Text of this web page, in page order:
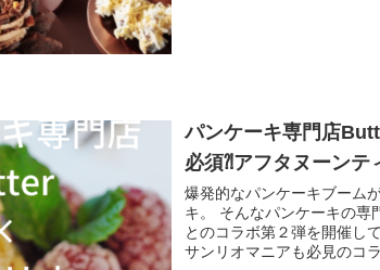
パンケーキ専門店
必須⁈アフタヌーンテ
爆発的なパンケーキブーム
キ。 そんなパンケーキの専
とのコラボ第２弾を開催し
サンリオマニアも必見のコラ